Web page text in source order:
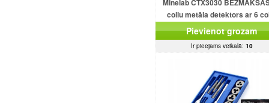
Minelab CTX3030
collu metāla detektors ar 6
dubultdimensiju spolēm
Pievienot grozam
Ir pieejams veikalā: 10